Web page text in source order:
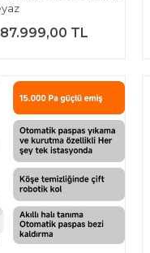
87.999,00 TL